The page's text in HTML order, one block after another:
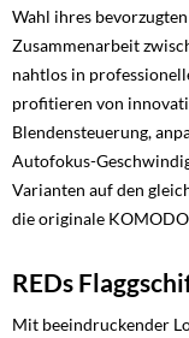
Wahl ihres
Zusammenarbeit
nahtlos in
profitieren von
Blendensteuerung,
Autofokus-
Varianten auf den
die originale
REDs
Mit beeindruckender